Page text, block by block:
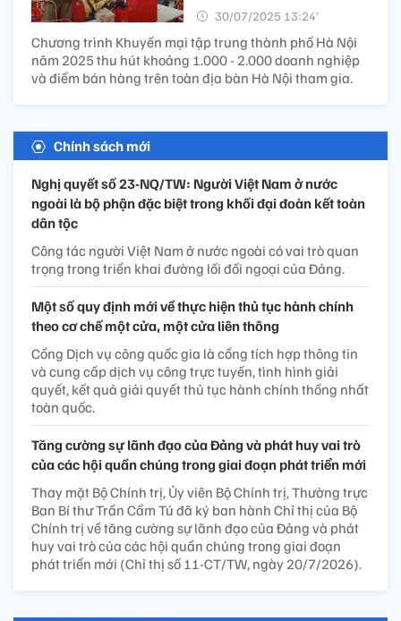
30/07/2025 13:24’
Chương trình Khuyến mại tập trung thành phố Hà Nội
năm 2025 thu hút khoảng 1.000 - 2.000 doanh nghiệp
và điểm bán hàng trên toàn địa bàn Hà Nội tham gia.
Chính sách mới
Nghị quyết số 23-NQ/TW: Người Việt Nam ở nước
ngoài là bộ phận đặc biệt trong khối đại đoàn kết toàn
dân tộc
Công tác người Việt Nam ở nước ngoài có vai trò quan
trọng trong triển khai đường lối đối ngoại của Đảng.
Một số quy định mới về thực hiện thủ tục hành chính
theo cơ chế một cửa, một cửa liên thông
Cổng Dịch vụ công quốc gia là cổng tích hợp thông tin
và cung cấp dịch vụ công trực tuyến, tình hình giải
quyết, kết quả giải quyết thủ tục hành chính thống nhất
toàn quốc.
Tăng cường sự lãnh đạo của Đảng và phát huy vai trò
của các hội quần chúng trong giai đoạn phát triển mới
Thay mặt Bộ Chính trị, Ủy viên Bộ Chính trị, Thường trực
Ban Bí thư Trần Cẩm Tú đã ký ban hành Chỉ thị của Bộ
Chính trị về tăng cường sự lãnh đạo của Đảng và phát
huy vai trò của các hội quần chúng trong giai đoạn
phát triển mới (Chỉ thị số 11-CT/TW, ngày 20/7/2026).